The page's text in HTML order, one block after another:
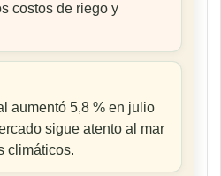
costos de riego y
aumentó 5,8 % en julio
sigue atento al mar
climáticos.